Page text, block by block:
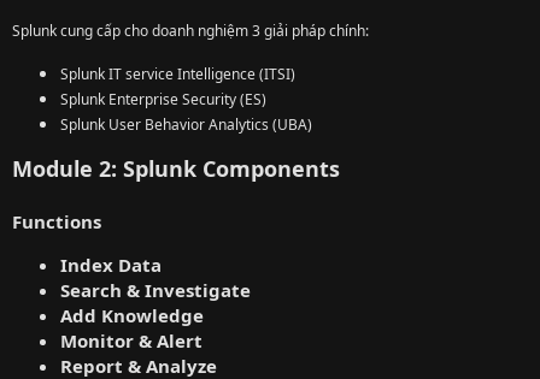
Splunk cung cấp cho doanh nghiệm 3 giải pháp chính:
Splunk IT service Intelligence (ITSI)
Splunk Enterprise Security (ES)
Splunk User Behavior Analytics (UBA)
Module 2: Splunk Components
Functions
Index Data
Search & Investigate
Add Knowledge
Monitor & Alert
Report & Analyze